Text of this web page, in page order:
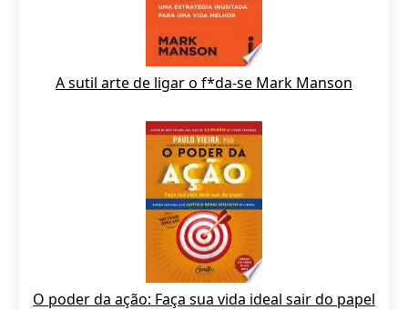
A sutil arte de ligar o f*da-se Mark Manson
O poder da ação: Faça sua vida ideal sair do papel